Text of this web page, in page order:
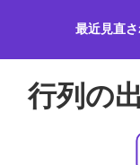
テ
最近見直
行列の